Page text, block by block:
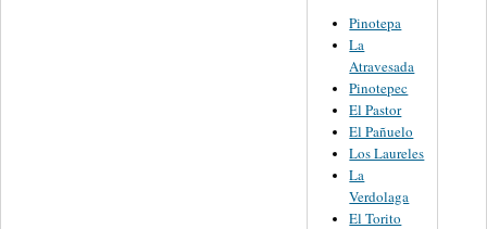
Pinotepa
La
Atravesada
Pinotepec
El Pastor
El Pañuelo
Los Laureles
La
Verdolaga
El Torito